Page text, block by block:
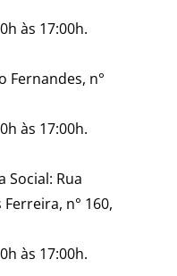
às 17:00h⁣.
Fernandes, n°
às 17:00h⁣.
Social: Rua
n° 160,
às 17:00h⁣.